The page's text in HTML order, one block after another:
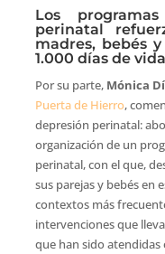
Los
perinatal
madres, bebés
1.000 días de
Por su parte, Mónica
Puerta de Hierro,
depresión perinatal:
organización de un
perinatal, con el que,
sus parejas y bebés en
contextos más
intervenciones que
que han sido atendidas